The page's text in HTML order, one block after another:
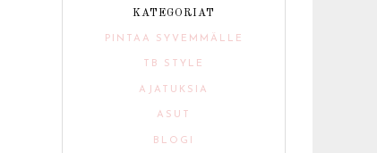
KATEGORIAT
PINTAA SYVEMMÄLLE
TB STYLE
AJATUKSIA
ASUT
BLOGI